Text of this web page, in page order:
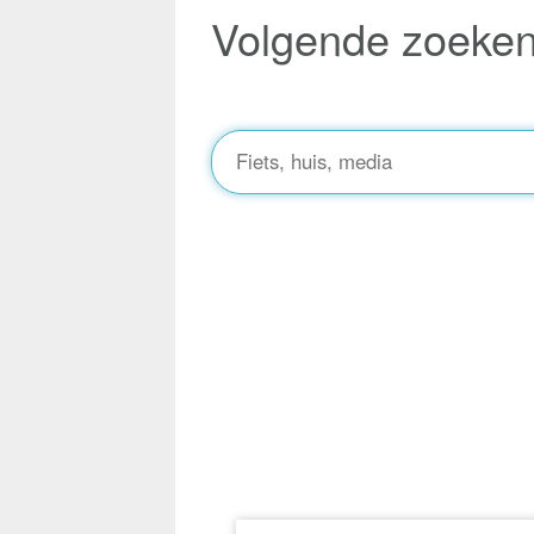
Volgende